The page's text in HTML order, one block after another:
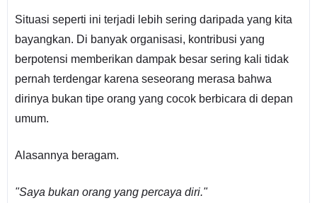
Situasi seperti ini terjadi lebih sering daripada yang kita
bayangkan. Di banyak organisasi, kontribusi yang
berpotensi memberikan dampak besar sering kali tidak
pernah terdengar karena seseorang merasa bahwa
dirinya bukan tipe orang yang cocok berbicara di depan
umum.
Alasannya beragam.
"Saya bukan orang yang percaya diri."